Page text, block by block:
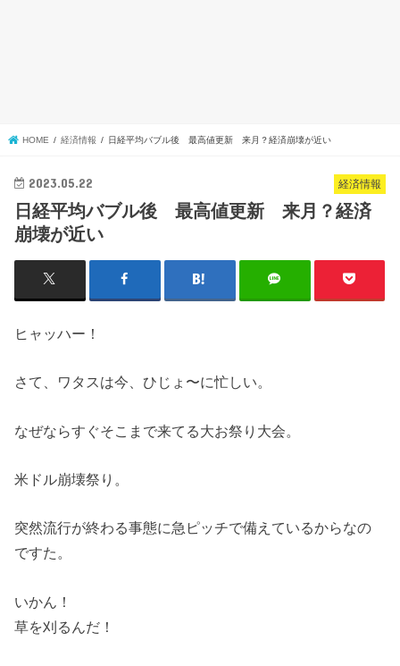
HOME 経済情報 日経平均バブル後 最高値更新 来月？経済崩壊が近い
経済情報
2023.05.22
日経平均バブル後 最高値更新 来月？経済
崩壊が近い
ヒャッハー！
さて、ワタスは今、ひじょ〜に忙しい。
なぜならすぐそこまで来てる大お祭り大会。
米ドル崩壊祭り。
突然流行が終わる事態に急ピッチで備えているからなの
ですた。
いかん！
草を刈るんだ！